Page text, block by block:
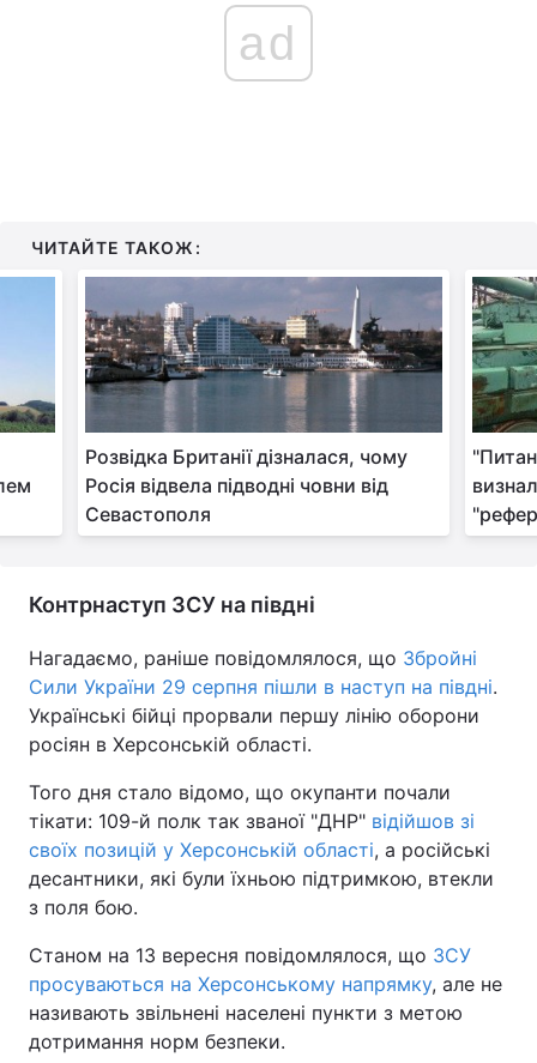
ad
ЧИТАЙТЕ ТАКОЖ:
Розвідка Британії дізналася, чому
Росія відвела підводні човни від
Севастополя
Контрнаступ ЗСУ на півдні
Нагадаємо, раніше повідомлялося, що Збройні
Сили України 29 серпня пішли в наступ на півдні.
Українські бійці прорвали першу лінію оборони
росіян в Херсонській області.
Того дня стало відомо, що окупанти почали
тікати: 109-й полк так званої "ДНР" відійшов зі
своїх позицій у Херсонській області, а російські
десантники, які були їхньою підтримкою, втекли
з поля бою.
Станом на 13 вересня повідомлялося, що ЗСУ
просуваються на Херсонському напрямку, але не
називають звільнені населені пункти з метою
дотримання норм безпеки.